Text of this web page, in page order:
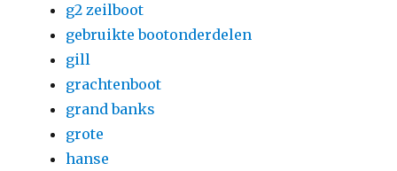
g2 zeilboot
gebruikte bootonderdelen
gill
grachtenboot
grand banks
grote
hanse